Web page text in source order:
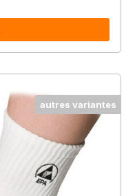
autres variantes